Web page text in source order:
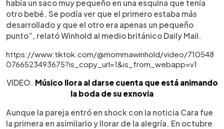
había un saco muy pequeño en una esquina que tenía
otro bebé. Se podía ver que el primero estaba más
desarrollado y que el otro era apenas un pequeño
punto”, relató Winhold al medio británico Daily Mail.
https://www.tiktok.com/@mommawinhold/video/710548
0766523493675?is_copy_url=1&is_from_webapp=v1
VIDEO. Músico llora al darse cuenta que está animando
la boda de su exnovia
Aunque la pareja entró en shock con la noticia Cara fue
la primera en asimilarlo y llorar de la alegría. En octubre